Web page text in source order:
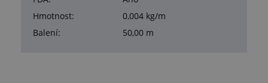
Hmotnost:
0,004 kg/m
Balení:
50,00 m